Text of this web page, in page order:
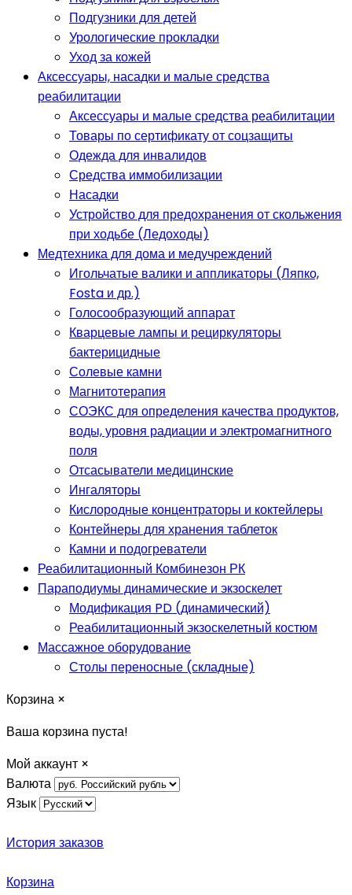
Подгузники для детей
Урологические прокладки
Уход за кожей
Аксессуары, насадки и малые средства
реабилитации
Аксессуары и малые средства реабилитации
Товары по сертификату от соцзащиты
Одежда для инвалидов
Средства иммобилизации
Насадки
Устройство для предохранения от скольжения
при ходьбе (Ледоходы)
Медтехника для дома и медучреждений
Игольчатые валики и аппликаторы (Ляпко,
Fosta и др.)
Голосообразующий аппарат
Кварцевые лампы и рециркуляторы
бактерицидные
Солевые камни
Магнитотерапия
СОЭКС для определения качества продуктов,
воды, уровня радиации и электромагнитного
поля
Отсасыватели медицинские
Ингаляторы
Кислородные концентраторы и коктейлеры
Контейнеры для хранения таблеток
Камни и подогреватели
Реабилитационный Комбинезон РК
Параподиумы динамические и экзоскелет
Модификация PD (динамический)
Реабилитационный экзоскелетный костюм
Массажное оборудование
Столы переносные (складные)
Корзина ×
Ваша корзина пуста!
Мой аккаунт ×
Валюта
Язык
История заказов
Корзина